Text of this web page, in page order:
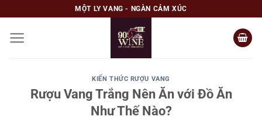
to
content
MỘT LY VANG - NGÀN CẢM XÚC
KIẾN THỨC RƯỢU VANG
Rượu Vang Trắng Nên Ăn với Đồ Ăn
Như Thế Nào?